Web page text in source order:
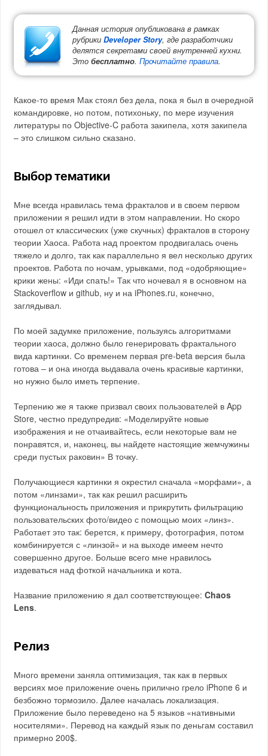
Данная история опубликована в рамках
рубрикиDeveloper Story, где разработчики
делятся секретами своей внутренней кухни.
Этобесплатно.Прочитайте правила.
Какое-то время Мак стоял без дела, пока я был в очередной
командировке, но потом, потихоньку, по мере изучения
литературы по Objective-C работа закипела, хотя закипела
– это слишком сильно сказано.
Выбор тематики
Мне всегда нравилась тема фракталов и в своем первом
приложении я решил идти в этом направлении. Но скоро
отошел от классических (уже скучных) фракталов в сторону
теории Хаоса. Работа над проектом продвигалась очень
тяжело и долго, так как параллельно я вел несколько других
проектов. Работа по ночам, урывками, под «одобряющие»
крики жены: «Иди спать!» Так что ночевал я в основном на
Stackoverflow и github, ну и на iPhones.ru, конечно,
заглядывал.
По моей задумке приложение, пользуясь алгоритмами
теории хаоса, должно было генерировать фрактального
вида картинки. Со временем первая pre-beta версия была
готова – и она иногда выдавала очень красивые картинки,
но нужно было иметь терпение.
Терпению же я также призвал своих пользователей в App
Store, честно предупредив: «Моделируйте новые
изображения и не отчаивайтесь, если некоторые вам не
понравятся, и, наконец, вы найдете настоящие жемчужины
среди пустых раковин» В точку.
Получающиеся картинки я окрестил сначала «морфами», а
потом «линзами», так как решил расширить
функциональность приложения и прикрутить фильтрацию
пользовательских фото/видео с помощью моих «линз».
Работает это так: берется, к примеру, фотография, потом
комбинируется с «линзой» и на выходе имеем нечто
совершенно другое. Больше всего мне нравилось
издеваться над фоткой начальника и кота.
Название приложению я дал соответствующее:Chaos
Lens.
Релиз
Много времени заняла оптимизация, так как в первых
версиях мое приложение очень прилично грело iPhone 6 и
безбожно тормозило. Далее началась локализация.
Приложение было переведено на 5 языков «нативными
носителями». Перевод на каждый язык по деньгам составил
примерно 200$.